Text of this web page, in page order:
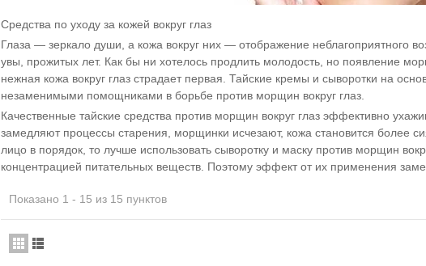
Средства по уходу за кожей вокруг глаз
Глаза — зеркало души, а кожа вокруг них — отображение неблагоприятного
увы, прожитых лет. Как бы ни хотелось продлить молодость, но появление
нежная кожа вокруг глаз страдает первая. Тайские кремы и сыворотки на
незаменимыми помощниками в борьбе против морщин вокруг глаз.
Качественные тайские средства против морщин вокруг глаз эффективно
замедляют процессы старения, морщинки исчезают, кожа становится более
лицо в порядок, то лучше использовать сыворотку и маску против морщин
концентрацией питательных веществ. Поэтому эффект от их применения
Показано 1 - 15 из 15 пунктов